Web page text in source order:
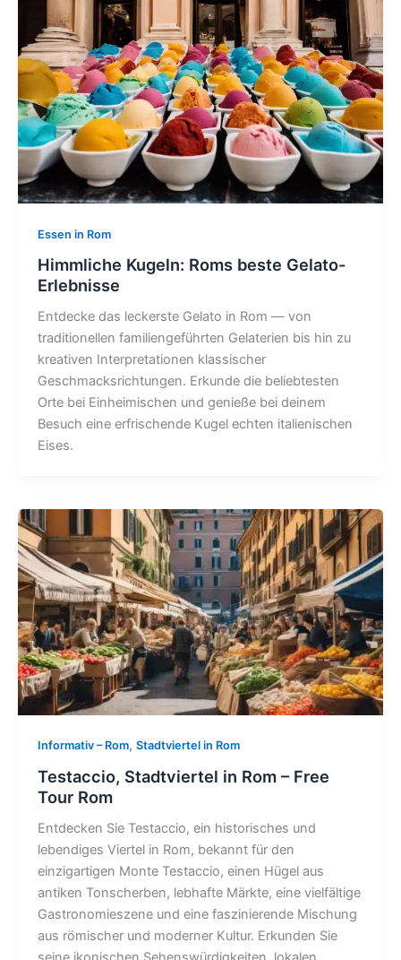
Essen in Rom
Himmliche Kugeln: Roms beste Gelato-
Erlebnisse
Entdecke das leckerste Gelato in Rom — von
traditionellen familiengeführten Gelaterien bis hin zu
kreativen Interpretationen klassischer
Geschmacksrichtungen. Erkunde die beliebtesten
Orte bei Einheimischen und genieße bei deinem
Besuch eine erfrischende Kugel echten italienischen
Eises.
Informativ – Rom, Stadtviertel in Rom
Testaccio, Stadtviertel in Rom – Free
Tour Rom
Entdecken Sie Testaccio, ein historisches und
lebendiges Viertel in Rom, bekannt für den
einzigartigen Monte Testaccio, einen Hügel aus
antiken Tonscherben, lebhafte Märkte, eine vielfältige
Gastronomieszene und eine faszinierende Mischung
aus römischer und moderner Kultur. Erkunden Sie